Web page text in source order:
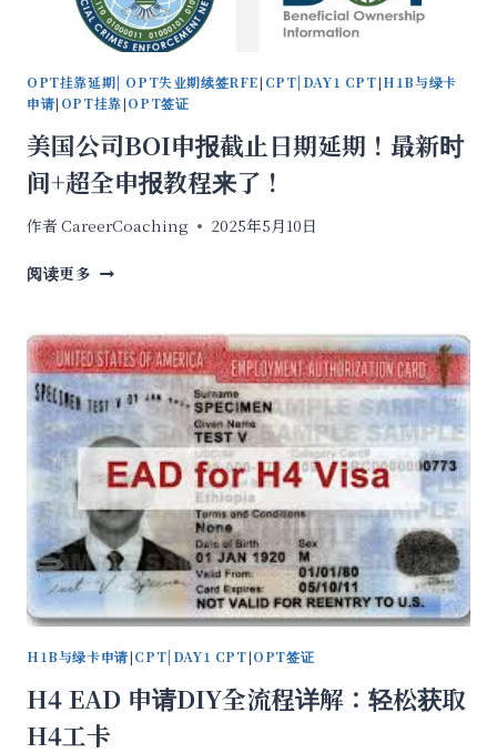
期
的
要
求？
OPT挂靠延期| OPT失业期续签RFE| CPT|DAY1 CPT|H1B与绿卡
申请| OPT挂靠|OPT签证
美国公司BOI申报截止日期延期！最新时
间+超全申报教程来了！
作者 CareerCoaching 2025年5月10日
阅读更多
司
BOI
申
报
截
止
日
期
延
期！
最
新
时
+超
全
申
报
H1B与绿卡申请|CPT|DAY1 CPT|OPT签证
H4 EAD 申请DIY全流程详解：轻松获取
H4工卡